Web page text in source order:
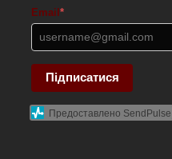
Email*
Підписатися
Предоставлено SendPulse